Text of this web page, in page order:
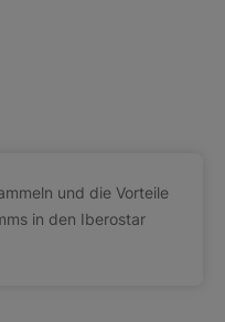
und die Vorteile
in den Iberostar